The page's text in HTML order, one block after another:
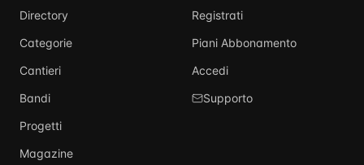
Directory
Categorie
Cantieri
Bandi
Progetti
Magazine
Registrati
Piani Abbonamento
Accedi
Supporto